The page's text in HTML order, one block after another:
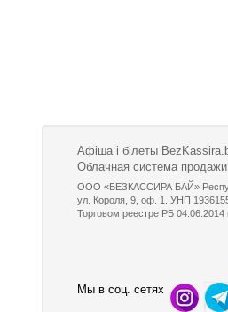
Афіша і білеты
Облачная система
ООО «БЕЗКАССИРА БАЙ»
ул. Короля, 9, оф. 1. УНП
Торговом реестре РБ 04.06.2014
Мы в соц. сетях